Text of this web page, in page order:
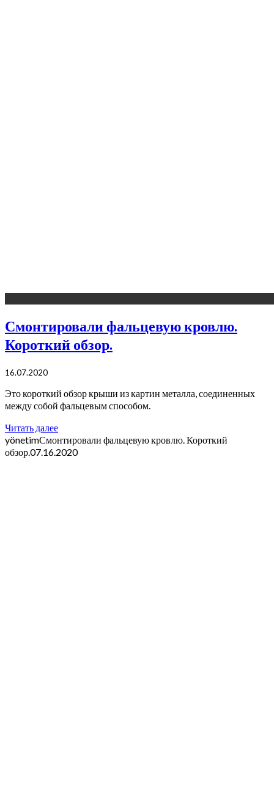
Смонтировали фальцевую кровлю.
Короткий обзор.
16.07.2020
Это короткий обзор крыши из картин металла, соединенных
между собой фальцевым способом.
Читать далее
yönetimСмонтировали фальцевую кровлю. Короткий
обзор.07.16.2020